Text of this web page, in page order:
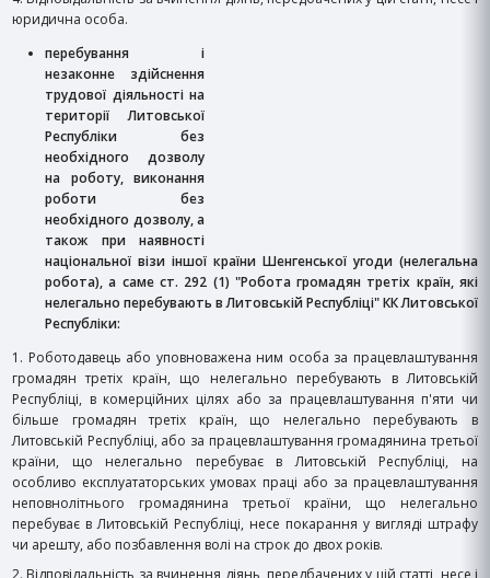
юридична особа.
перебування і
незаконне здійснення
трудової діяльності на
території Литовської
Республіки без
необхідного дозволу
на роботу, виконання
роботи без
необхідного дозволу, а
також при наявності
національної візи іншої країни Шенгенської угоди (нелегальна
робота), а саме ст. 292 (1) "Робота громадян третіх країн, які
нелегально перебувають в Литовській Республіці" КК Литовської
Республіки:
1. Роботодавець або уповноважена ним особа за працевлаштування
громадян третіх країн, що нелегально перебувають в Литовській
Республіці, в комерційних цілях або за працевлаштування п'яти чи
більше громадян третіх країн, що нелегально перебувають в
Литовській Республіці, або за працевлаштування громадянина третьої
країни, що нелегально перебуває в Литовській Республіці, на
особливо експлуататорських умовах праці або за працевлаштування
неповнолітнього громадянина третьої країни, що нелегально
перебуває в Литовській Республіці, несе покарання у вигляді штрафу
чи арешту, або позбавлення волі на строк до двох років.
2. Відповідальність за вчинення діянь, передбачених у цій статті, несе і